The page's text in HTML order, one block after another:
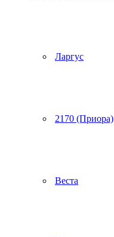
Ларгус
2170 (Приора)
Веста